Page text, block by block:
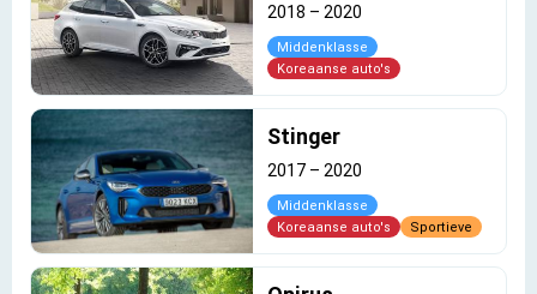
2018 – 2020
Middenklasse
Koreaanse auto's
Stinger
2017 – 2020
Middenklasse
Koreaanse auto's
Sportieve